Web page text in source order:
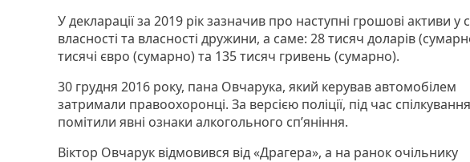
У декларації за 2019 рік зазначив про наступні грошові активи у
власності та власності дружини, а саме: 28 тисяч доларів
тисячі євро (сумарно) та 135 тисяч гривень (сумарно).
30 грудня 2016 року, пана Овчарука, який керував автомобілем
затримали правоохоронці. За версією поліції, під час
помітили явні ознаки алкогольного сп’яніння.
Віктор Овчарук відмовився від «Драгера», а на ранок очільнику